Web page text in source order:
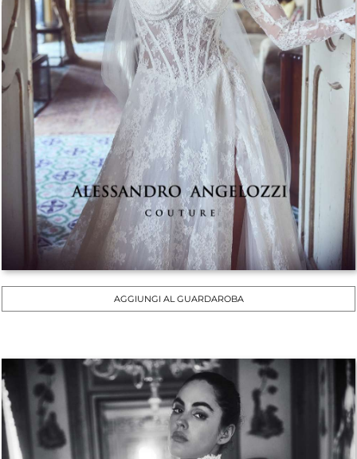
AGGIUNGI AL GUARDAROBA